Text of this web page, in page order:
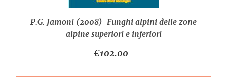
P.G. Jamoni (2008)-Funghi alpini delle zone
alpine superiori e inferiori
€102.00